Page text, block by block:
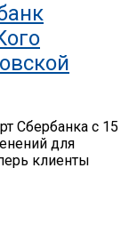
Сбербанка с 15
для
клиенты